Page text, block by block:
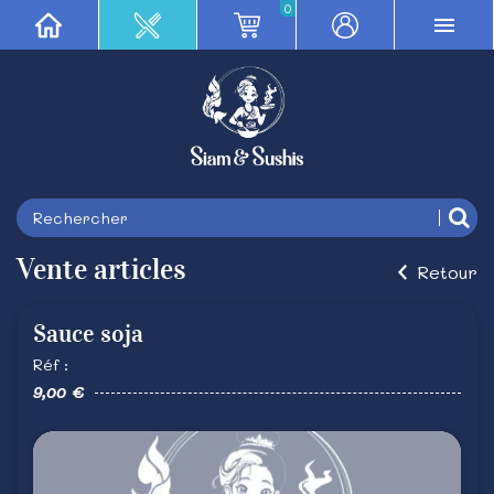
0
Vente articles Retour
Sauce soja
Réf :
9,00 €